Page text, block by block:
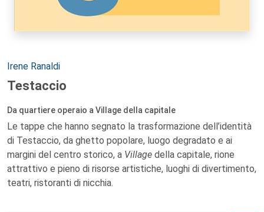
Autori:
Irene Ranaldi
Testaccio
Da quartiere operaio a Village della capitale
Le tappe che hanno segnato la trasformazione dell’identità
di Testaccio, da ghetto popolare, luogo degradato e ai
margini del centro storico, a Village della capitale, rione
attrattivo e pieno di risorse artistiche, luoghi di divertimento,
teatri, ristoranti di nicchia.